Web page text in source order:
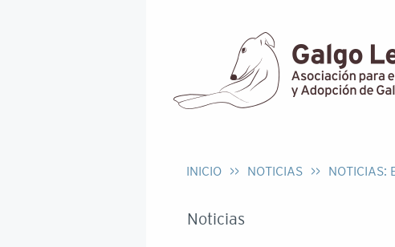
INICIO >> NOTICIAS >> NOTICIAS:
Noticias